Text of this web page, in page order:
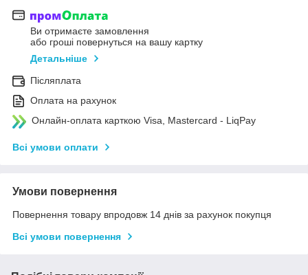
Ви отримаєте замовлення
або гроші повернуться на вашу картку
Детальніше
Післяплата
Оплата на рахунок
Онлайн-оплата карткою Visa, Mastercard - LiqPay
Всі умови оплати
Умови повернення
Повернення товару впродовж 14 днів за рахунок покупця
Всі умови повернення